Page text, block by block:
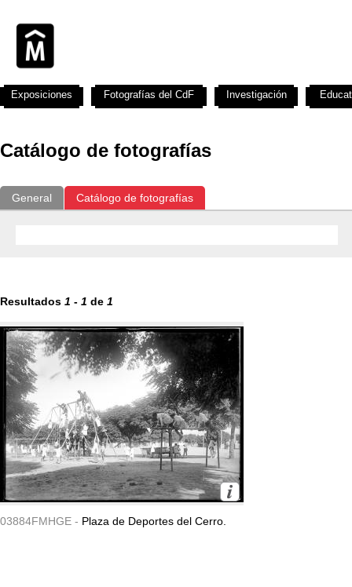
Catálogo de fotografías
General Catálogo de fotografías
Resultados 1 - 1 de 1
03884FMHGE - Plaza de Deportes del Cerro.
Exposiciones Fotografías del CdF Investigación